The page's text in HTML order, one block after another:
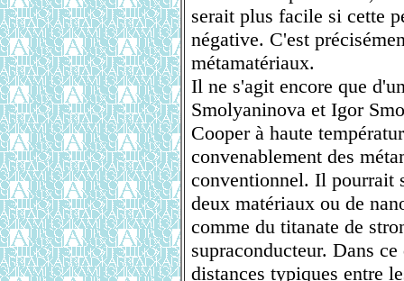
serait plus facile si cette
négative. C'est
métamatériaux.
Il ne s'agit encore que
Smolyaninova et Igor
Cooper à haute
convenablement des
conventionnel. Il pourrait
deux matériaux ou de
comme du titanate de
supraconducteur. Dans
distances typiques entre